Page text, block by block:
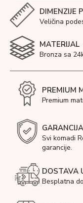
DIMENZIJE
Veličina
MATERIJAL
Bronza sa
PREMIUM
Premium
GARANCIJA
Svi komadi
garancije.
DOSTAVA
Besplatna